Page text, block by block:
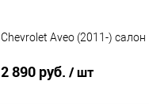
Chevrolet Aveo (2011-) салон
2 890 руб. / шт